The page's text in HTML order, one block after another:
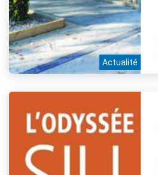
Actualité